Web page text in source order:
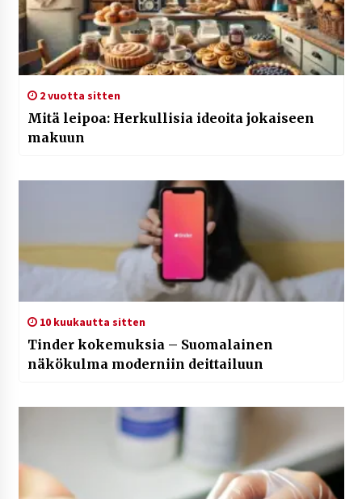
2 vuotta sitten
Mitä leipoa: Herkullisia ideoita jokaiseen
makuun
10 kuukautta sitten
Tinder kokemuksia – Suomalainen
näkökulma moderniin deittailuun